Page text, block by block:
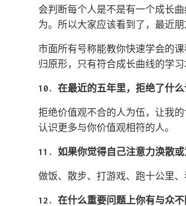
会判断每个人是不是有一个成长
为。所以大家应该看到了，最近
市面所有号称能教你快速学会的
归原形，只有符合成长曲线的学习
10. 在最近的五年里，拒绝了什么
拒绝价值观不合的人为伍，让我
认识更多与你价值观相符的人。
11. 如果你觉得自己注意力涣散或
做饭、散步、打游戏、跑十公里
12. 在什么重要问题上你有与众不